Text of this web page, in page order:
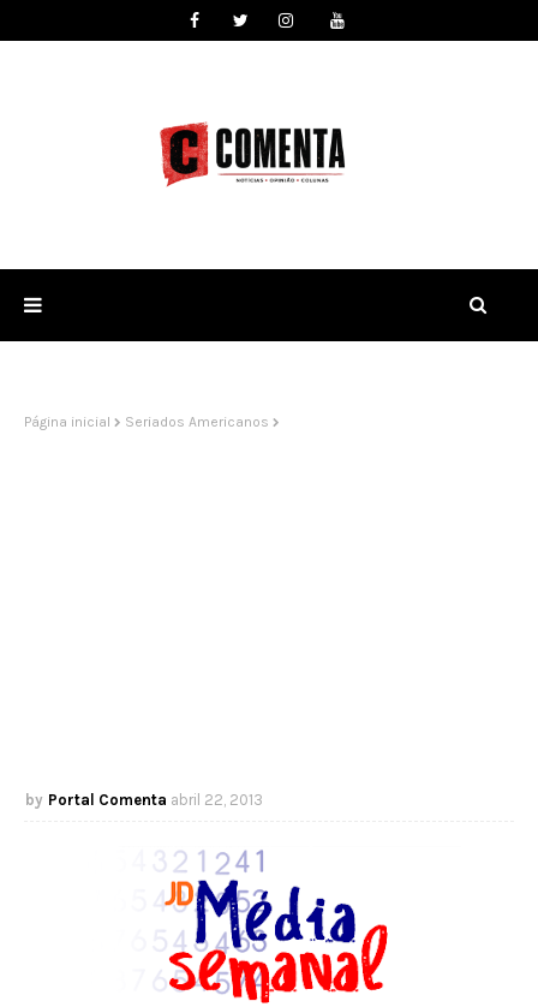
Página inicial Seriados Americanos
Portal Comenta abril 22, 2013